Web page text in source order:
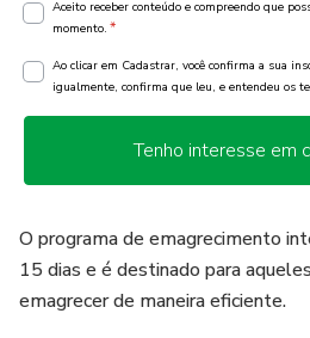
Aceito receber conteúdo e compreendo que
momento. *
Ao clicar em Cadastrar, você confirma a sua
igualmente, confirma que leu, e entendeu os
Tenho interesse em
O programa de emagrecimento
15 dias e é destinado para
emagrecer de maneira eficiente.